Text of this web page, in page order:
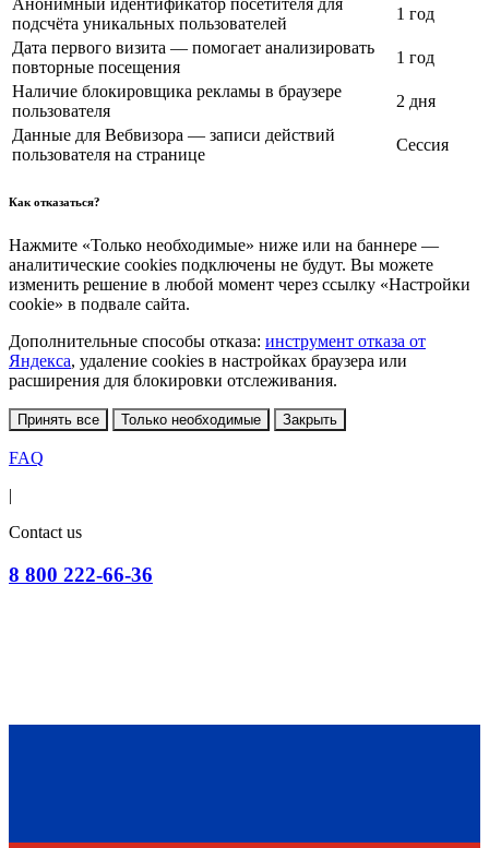
Анонимный идентификатор посетителя для
подсчёта уникальных пользователей
1 год
Дата первого визита — помогает анализировать
повторные посещения
1 год
Наличие блокировщика рекламы в браузере
пользователя
2 дня
Данные для Вебвизора — записи действий
пользователя на странице
Сессия
Как отказаться?
Нажмите «Только необходимые» ниже или на баннере —
аналитические cookies подключены не будут. Вы можете
изменить решение в любой момент через ссылку «Настройки
cookie» в подвале сайта.
Дополнительные способы отказа: инструмент отказа от
Яндекса, удаление cookies в настройках браузера или
расширения для блокировки отслеживания.
Принять все Только необходимые Закрыть
FAQ
|
Contact us
8 800 222-66-36